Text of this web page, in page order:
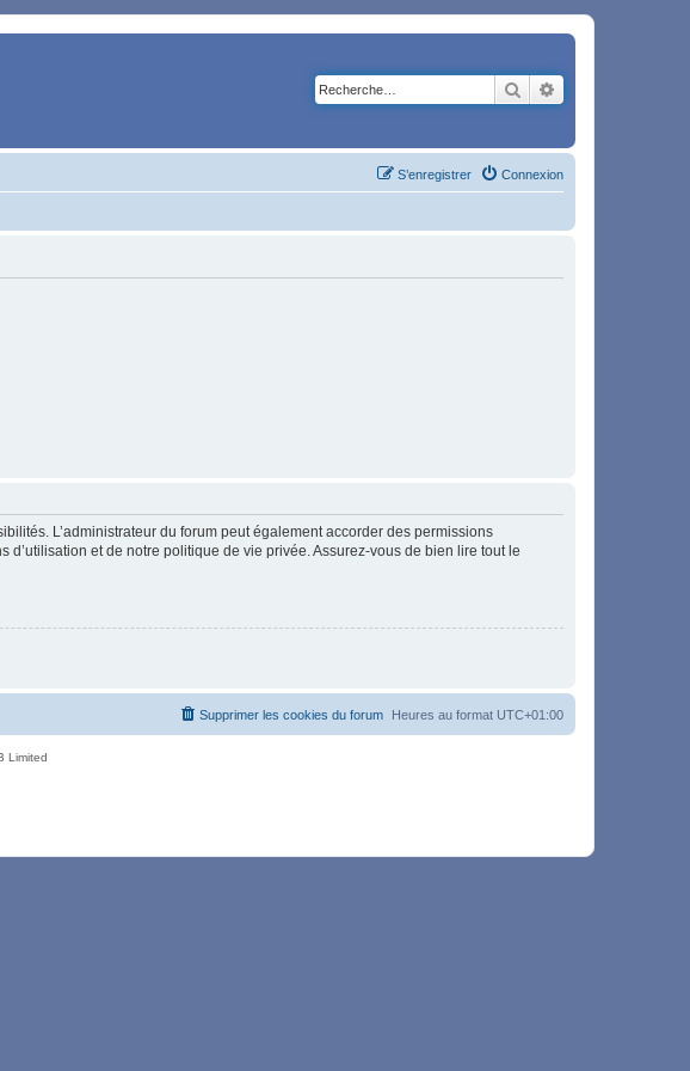
Rechercher
Connexion
S’enregistrer
L’administrateur du forum peut également accorder des permissions
et de notre politique de vie privée. Assurez-vous de bien lire tout le
Heures au format UTC+01:00
Supprimer les cookies du forum
Limited